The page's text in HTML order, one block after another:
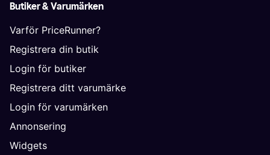
Butiker & Varumärken
Varför PriceRunner?
Registrera din butik
Login för butiker
Registrera ditt varumärke
Login för varumärken
Annonsering
Widgets